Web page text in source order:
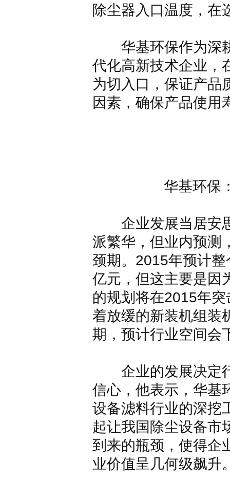
除尘器入口温度，在
华基环保作为深耕
代化高新技术企业，
为切入口，保证产品
因素，确保产品使用
华基环保
企业发展当居安思
派繁华，但业内预测
颈期。2015年预计
亿元，但这主要是因
的规划将在2015年
着放缓的新装机组装
期，预计行业空间会
企业的发展决定行
信心，他表示，华基
设备滤料行业的深挖
起让我国除尘设备市
到来的瓶颈，使得企
业价值呈几何级飙升